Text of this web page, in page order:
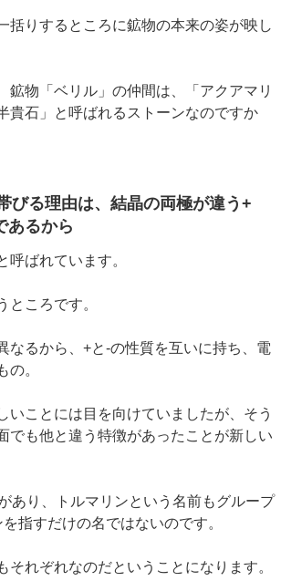
括りするところに鉱物の本来の姿が映し
鉱物「ベリル」の仲間は、「アクアマリ
貴石」と呼ばれるストーンなのですか
びる理由は、結晶の両極が違う+
あるから
呼ばれています。
ところです。
なるから、+と-の性質を互いに持ち、電
の。
いことには目を向けていましたが、そう
でも他と違う特徴があったことが新しい
あり、トルマリンという名前もグループ
指すだけの名ではないのです。
れぞれなのだということになります。